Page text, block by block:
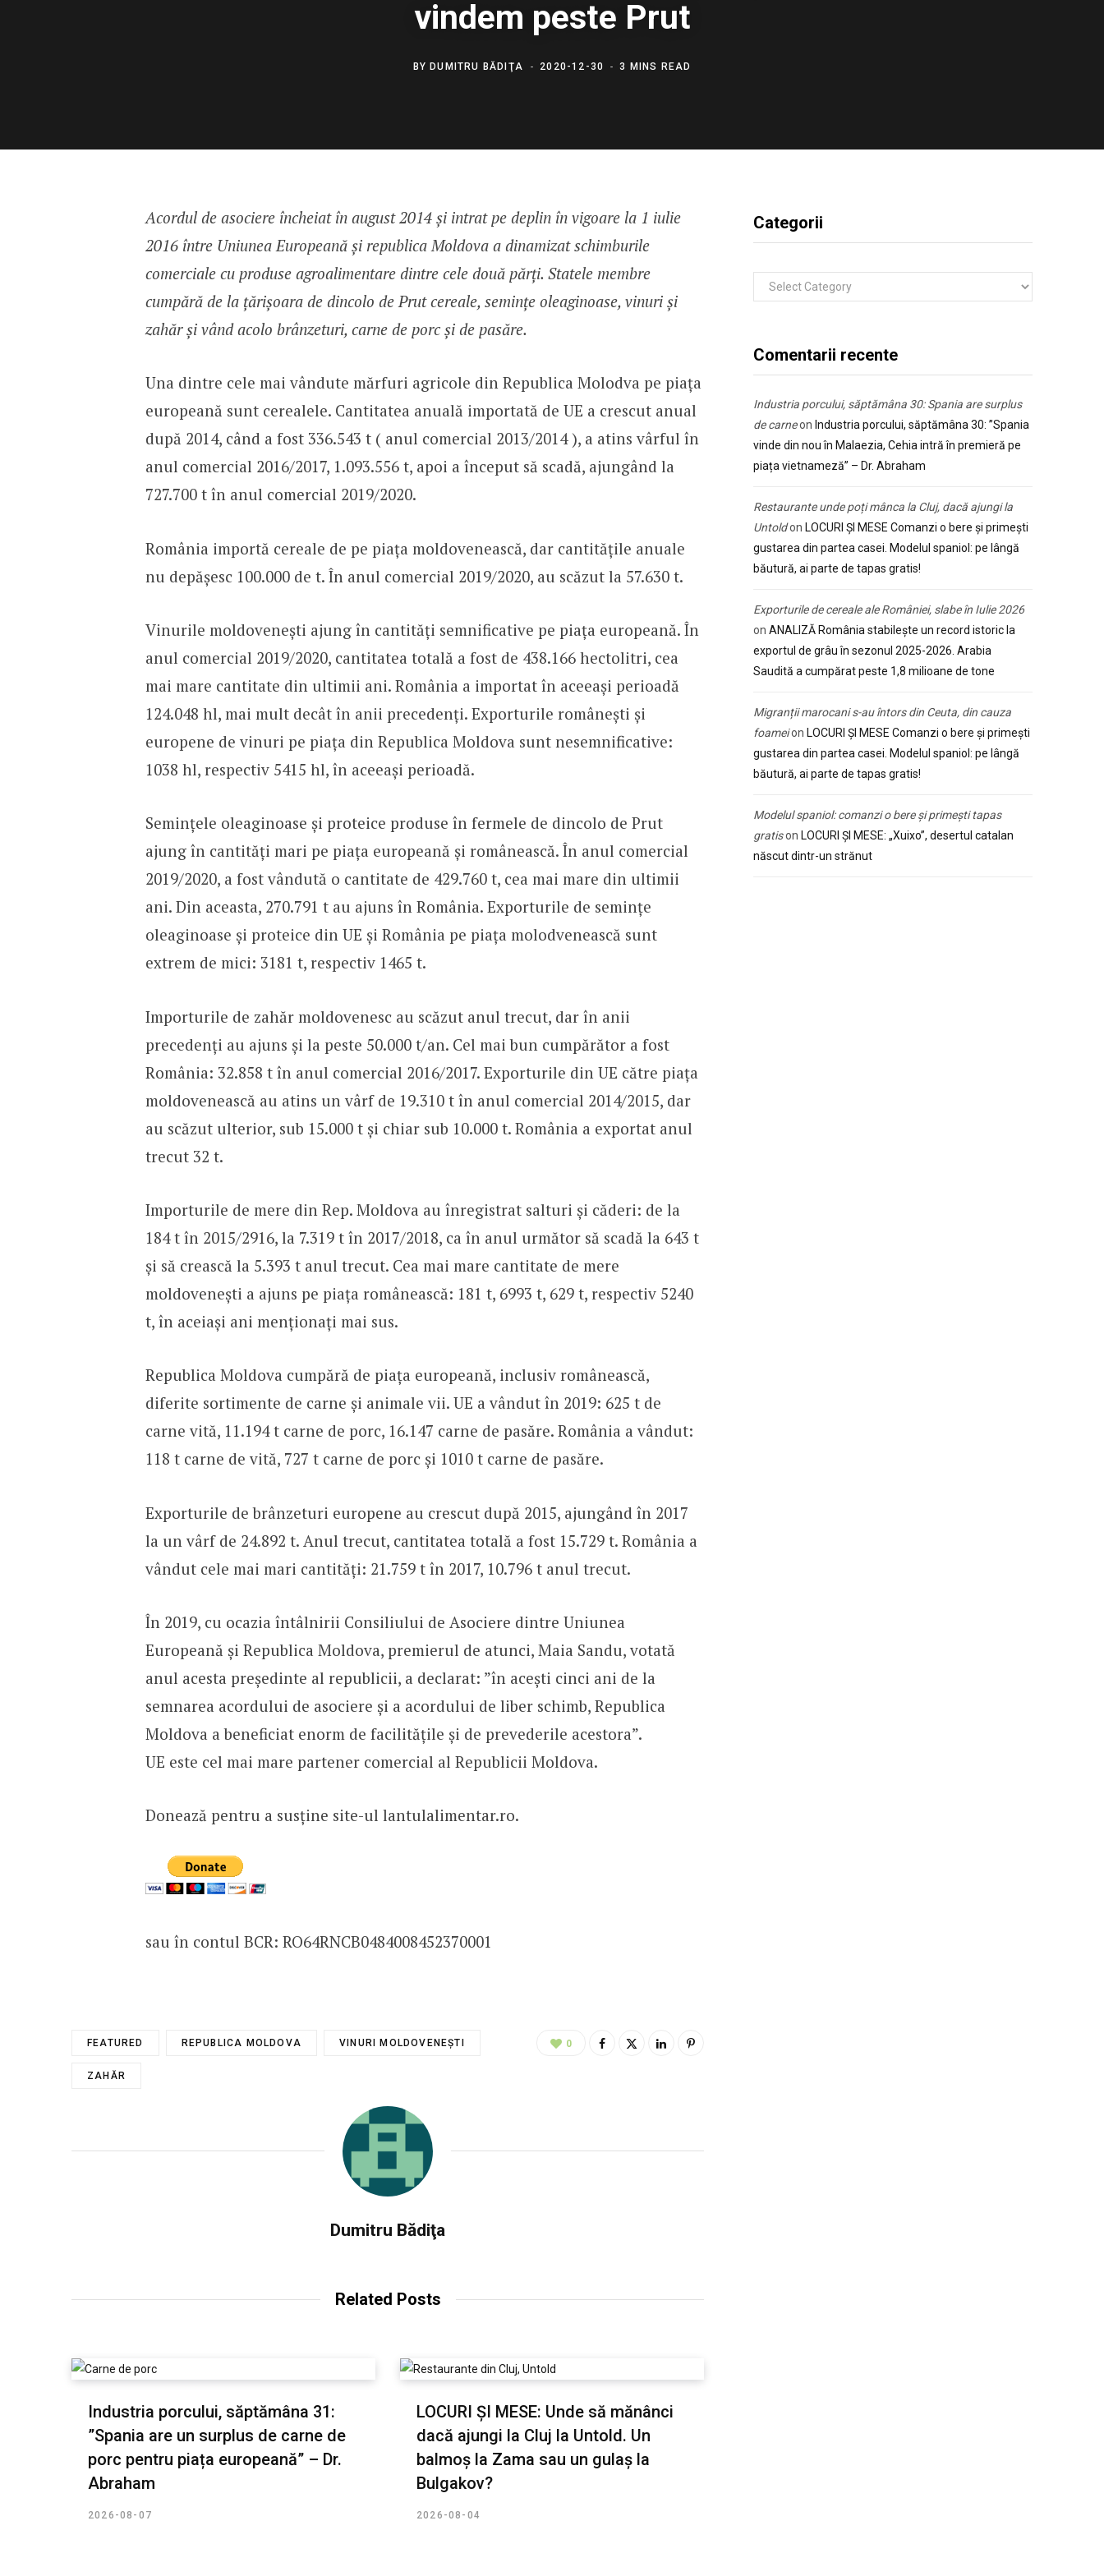
vindem peste Prut
BYDUMITRU BĂDIŢA 2020-12-30 3 MINS READ
Acordul de asociere încheiat în august 2014 și intrat pe deplin în vigoare la 1 iulie
2016 între Uniunea Europeană și republica Moldova a dinamizat schimburile
comerciale cu produse agroalimentare dintre cele două părți. Statele membre
cumpără de la țărișoara de dincolo de Prut cereale, semințe oleaginoase, vinuri și
zahăr și vând acolo brânzeturi, carne de porc și de pasăre.
Una dintre cele mai vândute mărfuri agricole din Republica Molodva pe piața
europeană sunt cerealele. Cantitatea anuală importată de UE a crescut anual
după 2014, când a fost 336.543 t ( anul comercial 2013/2014 ), a atins vârful în
anul comercial 2016/2017, 1.093.556 t, apoi a început să scadă, ajungând la
727.700 t în anul comercial 2019/2020.
România importă cereale de pe piața moldovenească, dar cantitățile anuale
nu depășesc 100.000 de t. În anul comercial 2019/2020, au scăzut la 57.630 t.
Vinurile moldovenești ajung în cantități semnificative pe piața europeană. În
anul comercial 2019/2020, cantitatea totală a fost de 438.166 hectolitri, cea
mai mare cantitate din ultimii ani. România a importat în aceeași perioadă
124.048 hl, mai mult decât în anii precedenți. Exporturile românești și
europene de vinuri pe piața din Republica Moldova sunt nesemnificative:
1038 hl, respectiv 5415 hl, în aceeași perioadă.
Semințele oleaginoase și proteice produse în fermele de dincolo de Prut
ajung în cantități mari pe piața europeană și românească. În anul comercial
2019/2020, a fost vândută o cantitate de 429.760 t, cea mai mare din ultimii
ani. Din aceasta, 270.791 t au ajuns în România. Exporturile de semințe
oleaginoase și proteice din UE și România pe piața molodvenească sunt
extrem de mici: 3181 t, respectiv 1465 t.
Importurile de zahăr moldovenesc au scăzut anul trecut, dar în anii
precedenți au ajuns și la peste 50.000 t/an. Cel mai bun cumpărător a fost
România: 32.858 t în anul comercial 2016/2017. Exporturile din UE către piața
moldovenească au atins un vârf de 19.310 t în anul comercial 2014/2015, dar
au scăzut ulterior, sub 15.000 t și chiar sub 10.000 t. România a exportat anul
trecut 32 t.
Importurile de mere din Rep. Moldova au înregistrat salturi și căderi: de la
184 t în 2015/2916, la 7.319 t în 2017/2018, ca în anul următor să scadă la 643 t
și să crească la 5.393 t anul trecut. Cea mai mare cantitate de mere
moldovenești a ajuns pe piața românească: 181 t, 6993 t, 629 t, respectiv 5240
t, în aceiași ani menționați mai sus.
Republica Moldova cumpără de piața europeană, inclusiv românească,
diferite sortimente de carne și animale vii. UE a vândut în 2019: 625 t de
carne vită, 11.194 t carne de porc, 16.147 carne de pasăre. România a vândut:
118 t carne de vită, 727 t carne de porc și 1010 t carne de pasăre.
Exporturile de brânzeturi europene au crescut după 2015, ajungând în 2017
la un vârf de 24.892 t. Anul trecut, cantitatea totală a fost 15.729 t. România a
vândut cele mai mari cantități: 21.759 t în 2017, 10.796 t anul trecut.
În 2019, cu ocazia întâlnirii Consiliului de Asociere dintre Uniunea
Europeană și Republica Moldova, premierul de atunci, Maia Sandu, votată
anul acesta președinte al republicii, a declarat: ”în acești cinci ani de la
semnarea acordului de asociere și a acordului de liber schimb, Republica
Moldova a beneficiat enorm de facilitățile și de prevederile acestora”.
UE este cel mai mare partener comercial al Republicii Moldova.
Donează pentru a susține site-ul lantulalimentar.ro.
sau în contul BCR: RO64RNCB0484008452370001
FEATURED REPUBLICA MOLDOVA VINURI MOLDOVENEȘTI
ZAHĂR
0
Dumitru Bădiţa
Related Posts
Industria porcului, săptămâna 31:
”Spania are un surplus de carne de
porc pentru piața europeană” – Dr.
Abraham
2026-08-07
LOCURI ȘI MESE: Unde să mănânci
dacă ajungi la Cluj la Untold. Un
balmoș la Zama sau un gulaș la
Bulgakov?
2026-08-04
Categorii
Categorii
Comentarii recente
Industria porcului, săptămâna 30: Spania are surplus
de carneon Industria porcului, săptămâna 30: ”Spania
vinde din nou în Malaezia, Cehia intră în premieră pe
piața vietnameză” – Dr. Abraham
Restaurante unde poți mânca la Cluj, dacă ajungi la
Untoldon LOCURI ȘI MESE Comanzi o bere și primești
gustarea din partea casei. Modelul spaniol: pe lângă
băutură, ai parte de tapas gratis!
Exporturile de cereale ale României, slabe în Iulie 2026
on ANALIZĂ România stabilește un record istoric la
exportul de grâu în sezonul 2025-2026. Arabia
Saudită a cumpărat peste 1,8 milioane de tone
Migranții marocani s-au întors din Ceuta, din cauza
foameion LOCURI ȘI MESE Comanzi o bere și primești
gustarea din partea casei. Modelul spaniol: pe lângă
băutură, ai parte de tapas gratis!
Modelul spaniol: comanzi o bere și primești tapas
gratison LOCURI ȘI MESE: „Xuixo”, desertul catalan
născut dintr-un strănut